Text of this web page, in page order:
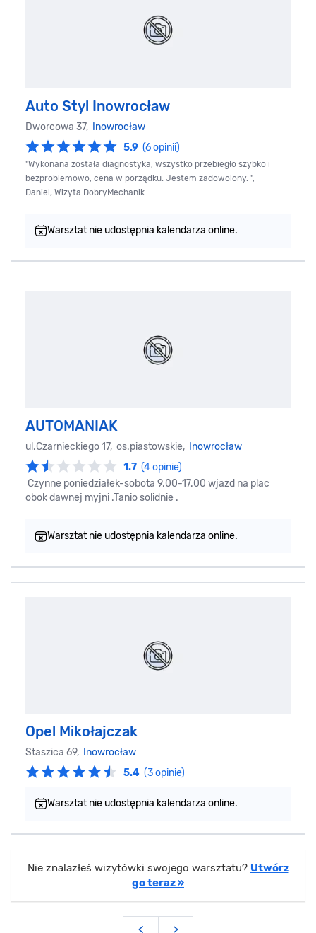
Auto Styl Inowrocław
Dworcowa 37,
Inowrocław
5.9 (6 opinii)
"Wykonana została diagnostyka, wszystko przebiegło szybko i
bezproblemowo, cena w porządku. Jestem zadowolony. ",
Daniel, Wizyta DobryMechanik
Warsztat nie udostępnia kalendarza online.
AUTOMANIAK
ul.Czarnieckiego 17, os.piastowskie,
Inowrocław
1.7 (4 opinie)
Czynne poniedziałek-sobota 9.00-17.00 wjazd na plac
obok dawnej myjni .Tanio solidnie .
Warsztat nie udostępnia kalendarza online.
Opel Mikołajczak
Staszica 69,
Inowrocław
5.4 (3 opinie)
Warsztat nie udostępnia kalendarza online.
Nie znalazłeś wizytówki swojego warsztatu? Utwórz
go teraz »
< >